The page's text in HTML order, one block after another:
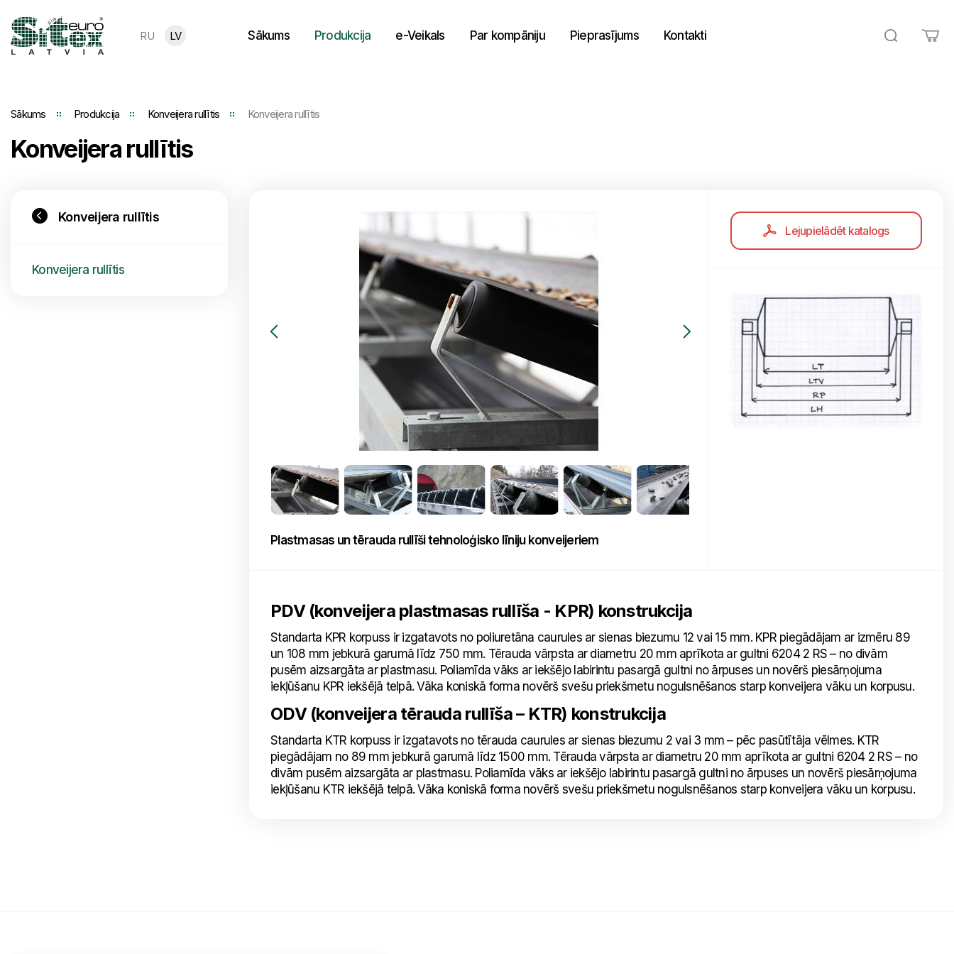
RU LV Sākums Produkcija e-Veikals Par kompāniju Pieprasījums Kontakti
Sākums Produkcija Konveijera rullītis Konveijera rullītis
Konveijera rullītis
Konveijera rullītis
Konveijera rullītis
Plastmasas un tērauda rullīši tehnoloģisko līniju konveijeriem
Lejupielādēt katalogs
PDV (konveijera plastmasas rullīša - KPR) konstrukcija
Standarta KPR korpuss ir izgatavots no poliuretāna caurules ar sienas biezumu 12 vai 15 mm. KPR piegādājam ar izmēru 89
un 108 mm jebkurā garumā līdz 750 mm. Tērauda vārpsta ar diametru 20 mm aprīkota ar gultni 6204 2 RS – no divām
pusēm aizsargāta ar plastmasu. Poliamīda vāks ar iekšējo labirintu pasargā gultni no ārpuses un novērš piesārņojuma
iekļūšanu KPR iekšējā telpā. Vāka koniskā forma novērš svešu priekšmetu nogulsnēšanos starp konveijera vāku un korpusu.
ODV (konveijera tērauda rullīša – KTR) konstrukcija
Standarta KTR korpuss ir izgatavots no tērauda caurules ar sienas biezumu 2 vai 3 mm – pēc pasūtītāja vēlmes. KTR
piegādājam no 89 mm jebkurā garumā līdz 1500 mm. Tērauda vārpsta ar diametru 20 mm aprīkota ar gultni 6204 2 RS – no
divām pusēm aizsargāta ar plastmasu. Poliamīda vāks ar iekšējo labirintu pasargā gultni no ārpuses un novērš piesārņojuma
iekļūšanu KTR iekšējā telpā. Vāka koniskā forma novērš svešu priekšmetu nogulsnēšanos starp konveijera vāku un korpusu.
Nosūtīt mums ziņojumu